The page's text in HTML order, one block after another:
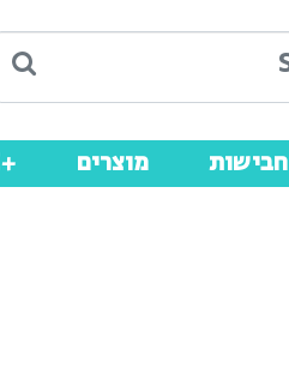
חבישות מוצרים +ME